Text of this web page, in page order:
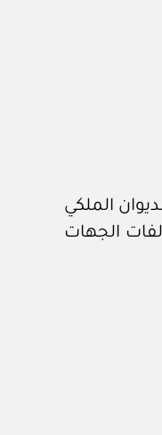
الملكي
رقم ٤٥٠٠٣٠٢٢٣٦ وتاريخ ٢٦ / ‏٥‏ / ١٤٤٥هـ، في شأن مخالفات الجهات